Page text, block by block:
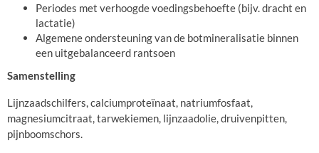
Periodes met verhoogde voedingsbehoefte (bijv. dracht en
lactatie)
Algemene ondersteuning van de botmineralisatie binnen
een uitgebalanceerd rantsoen
Samenstelling
Lijnzaadschilfers, calciumproteïnaat, natriumfosfaat,
magnesiumcitraat, tarwekiemen, lijnzaadolie, druivenpitten,
pijnboomschors.